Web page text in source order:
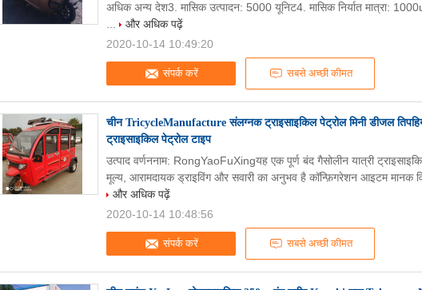
संपर्क करें सबसे अच्छी कीमत
अधिक अन्य देश3. मासिक उत्पादन: 5000 यूनिट4. मासिक निर्यात मात्रा:
और अधिक पढ़ें
2020-10-14 10:49:20
चीन TricycleManufacture संलग्नक ट्राइसाइकिल पेट्रोल मिनी डीजल
ट्राइसाइकिल पेट्रोल टाइप
संपर्क करें सबसे अच्छी कीमत
उत्पाद वर्णननाम: RongYaoFuXingयह एक पूर्ण बंद गैसोलीन यात्री
मूल्य, आरामदायक ड्राइविंग और सवारी का अनुभव है कॉन्फ़िगरेशन आइटम मानक
और अधिक पढ़ें
2020-10-14 10:48:56